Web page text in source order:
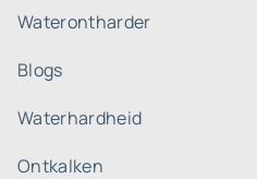
Waterontharder
Blogs
Waterhardheid
Ontkalken